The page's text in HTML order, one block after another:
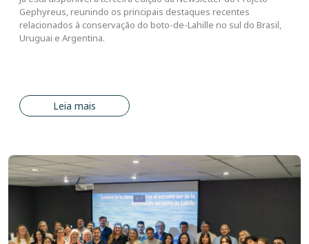
Gephyreus, reunindo os principais destaques recentes
relacionados à conservação do boto-de-Lahille no sul do Brasil,
Uruguai e Argentina.
Leia mais
Imagem